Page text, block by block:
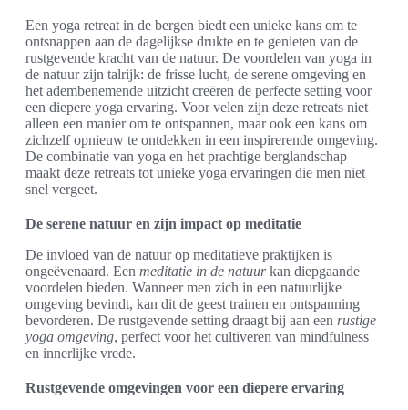
Een yoga retreat in de bergen biedt een unieke kans om te
ontsnappen aan de dagelijkse drukte en te genieten van de
rustgevende kracht van de natuur. De voordelen van yoga in
de natuur zijn talrijk: de frisse lucht, de serene omgeving en
het adembenemende uitzicht creëren de perfecte setting voor
een diepere yoga ervaring. Voor velen zijn deze retreats niet
alleen een manier om te ontspannen, maar ook een kans om
zichzelf opnieuw te ontdekken in een inspirerende omgeving.
De combinatie van yoga en het prachtige berglandschap
maakt deze retreats tot unieke yoga ervaringen die men niet
snel vergeet.
De serene natuur en zijn impact op meditatie
De invloed van de natuur op meditatieve praktijken is
ongeëvenaard. Een meditatie in de natuurkan diepgaande
voordelen bieden. Wanneer men zich in een natuurlijke
omgeving bevindt, kan dit de geest trainen en ontspanning
bevorderen. De rustgevende setting draagt bij aan een rustige
yoga omgeving, perfect voor het cultiveren van mindfulness
en innerlijke vrede.
Rustgevende omgevingen voor een diepere ervaring